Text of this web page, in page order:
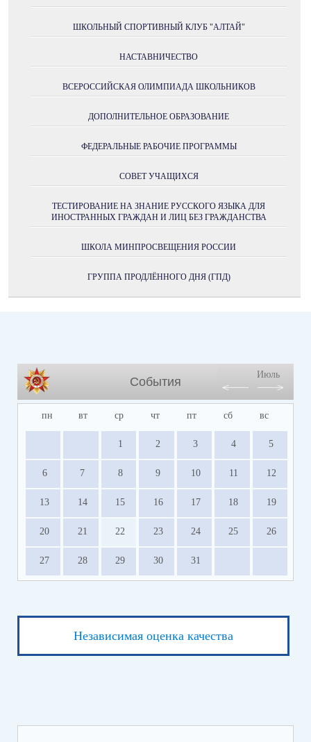
ШКОЛЬНЫЙ СПОРТИВНЫЙ КЛУБ "АЛТАЙ"
НАСТАВНИЧЕСТВО
ВСЕРОССИЙСКАЯ ОЛИМПИАДА ШКОЛЬНИКОВ
ДОПОЛНИТЕЛЬНОЕ ОБРАЗОВАНИЕ
ФЕДЕРАЛЬНЫЕ РАБОЧИЕ ПРОГРАММЫ
СОВЕТ УЧАЩИХСЯ
ТЕСТИРОВАНИЕ НА ЗНАНИЕ РУССКОГО ЯЗЫКА ДЛЯ
ИНОСТРАННЫХ ГРАЖДАН И ЛИЦ БЕЗ ГРАЖДАНСТВА
ШКОЛА МИНПРОСВЕЩЕНИЯ РОССИИ
ГРУППА ПРОДЛЁННОГО ДНЯ (ГПД)
События
Июль
пн вт ср чт пт сб вс
1 2 3 4 5
6 7 8 9 10 11 12
13 14 15 16 17 18 19
20 21 22 23 24 25 26
27 28 29 30 31
Независимая оценка качества